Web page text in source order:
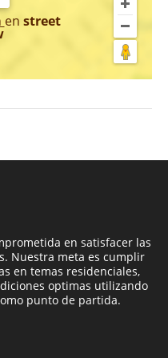
en street
en satisfacer las
Nuestra meta es cumplir
en temas residenciales,
optimas utilizando
punto de partida.